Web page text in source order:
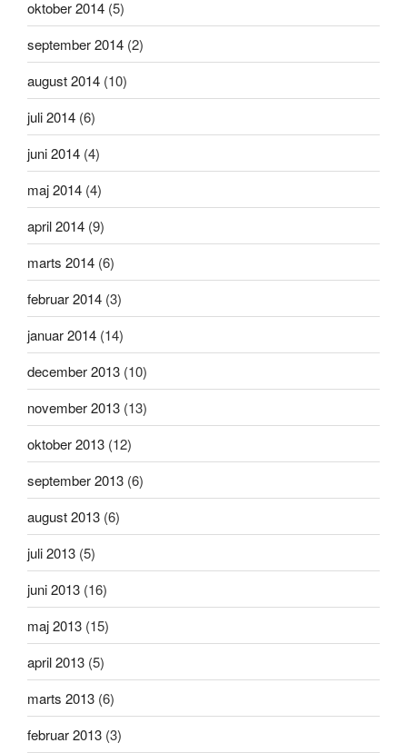
oktober 2014 (5)
september 2014 (2)
august 2014 (10)
juli 2014 (6)
juni 2014 (4)
maj 2014 (4)
april 2014 (9)
marts 2014 (6)
februar 2014 (3)
januar 2014 (14)
december 2013 (10)
november 2013 (13)
oktober 2013 (12)
september 2013 (6)
august 2013 (6)
juli 2013 (5)
juni 2013 (16)
maj 2013 (15)
april 2013 (5)
marts 2013 (6)
februar 2013 (3)